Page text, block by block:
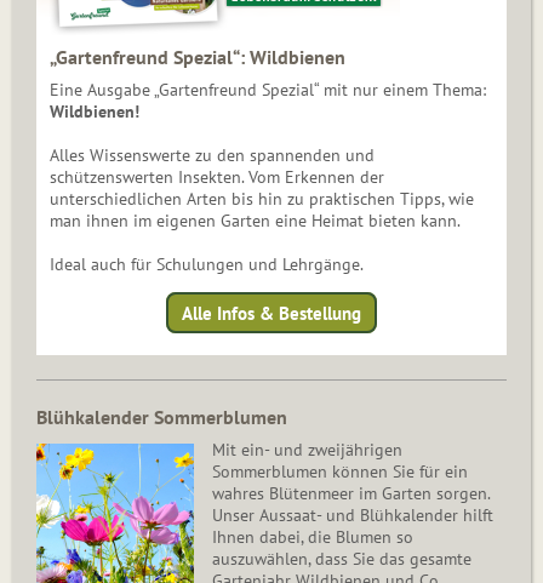
„Gartenfreund Spezial“: Wildbienen
Eine Ausgabe „Gartenfreund Spezial“ mit nur einem Thema:
Wildbienen!
Alles Wissenswerte zu den spannenden und
schützenswerten Insekten. Vom Erkennen der
unterschiedlichen Arten bis hin zu praktischen Tipps, wie
man ihnen im eigenen Garten eine Heimat bieten kann.
Ideal auch für Schulungen und Lehrgänge.
Alle Infos & Bestellung
Blühkalender Sommerblumen
Mit ein- und zweijährigen
Sommerblumen können Sie für ein
wahres Blütenmeer im Garten sorgen.
Unser Aussaat- und Blühkalender hilft
Ihnen dabei, die Blumen so
auszuwählen, dass Sie das gesamte